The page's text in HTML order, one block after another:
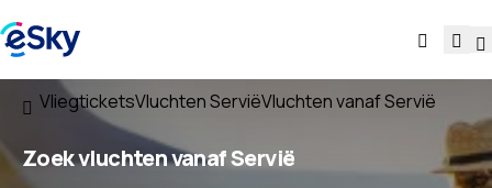
VliegticketsVluchten ServiëVluchten vanaf Servië
Zoek vluchtenvanaf Servië